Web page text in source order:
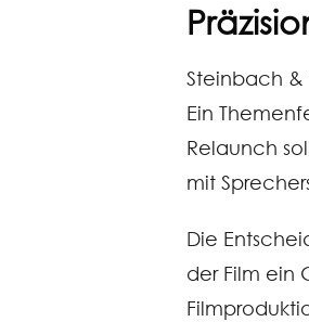
Steinbach &
Ein
Relaunch
mit
Die
der Film ein